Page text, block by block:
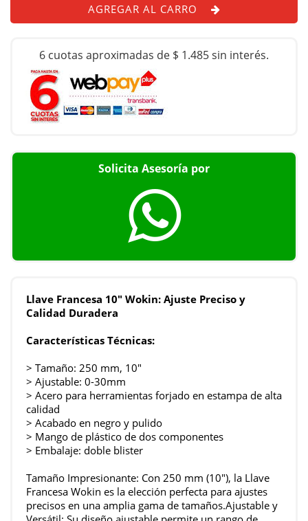
AGREGAR AL CARRO
6 cuotas aproximadas de $ 1.485 sin interés.
Solicita Asesoría por
Llave Francesa 10" Wokin: Ajuste Preciso y
Calidad Duradera
Características Técnicas:
> Tamaño: 250 mm, 10"
> Ajustable: 0-30mm
> Acero para herramientas forjado en estampa de alta
calidad
> Acabado en negro y pulido
> Mango de plástico de dos componentes
> Embalaje: doble blister
Tamaño Impresionante: Con 250 mm (10"), la Llave
Francesa Wokin es la elección perfecta para ajustes
precisos en una amplia gama de tamaños.Ajustable y